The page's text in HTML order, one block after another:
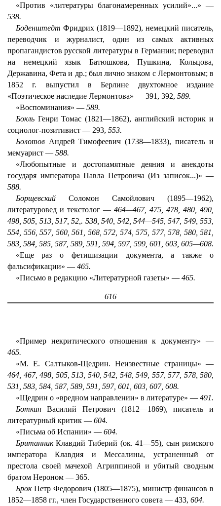
«Против «литературы благонамеренных усилий»...» —
538.
Боденштедт Фридрих (1819—1892), немецкий писатель,
переводчик и журналист, один из самых активных
пропагандистов русской литературы в Германии; переводил
на немецкий язык Батюшкова, Пушкина, Кольцова,
Державина, Фета и др.; был лично знаком с Лермонтовым; в
1852 г. выпустил в Берлине двухтомное издание
«Поэтическое наследие Лермонтова» — 391, 392, 589.
«Воспоминания» — 589.
Бокль Генри Томас (1821—1862), английский историк и
социолог-позитивист — 293, 553.
Болотов Андрей Тимофеевич (1738—1833), писатель и
мемуарист — 588.
«Любопытные и достопамятные деяния и анекдоты
государя императора Павла Петровича (Из записок...)» —
588.
Борщевский Соломон Самойлович (1895—1962),
литературовед и текстолог — 464—467, 475, 478, 480, 490,
498, 505, 513, 517, 52,. 538, 540, 542, 544—545, 547, 549, 553,
554, 556, 557, 560, 561, 568, 572, 574, 575, 577, 578, 580, 581,
583, 584, 585, 587, 589, 591, 594, 597, 599, 601, 603, 605—608.
«Еще раз о фетишизации документа, а также о
фальсификации» — 465.
«Письмо в редакцию «Литературной газеты» — 465.
616
«Пример некритического отношения к документу» —
465.
«M. E. Салтыков-Щедрин. Неизвестные страницы» —
464, 467, 498, 505, 513, 540, 542, 548, 549, 557, 577, 578, 580,
531, 583, 584, 587, 589, 591, 597, 601, 603, 607, 608.
«Щедрин о «вредном направлении» в литературе» — 491.
БоткинВасилий Петрович (1812—1869), писатель и
литературный критик — 604.
«Письма об Испании» — 604.
БританникКлавдий Тиберий (ок. 41—55), сын римского
императора Клавдия и Мессалины, устраненный от
престола своей мачехой Агриппиной и убитый сводным
братом Нероном — 365.
Брок Петр Федорович (1805—1875), министр финансов в
1852—1858 гг., член Государственного совета — 433, 604.